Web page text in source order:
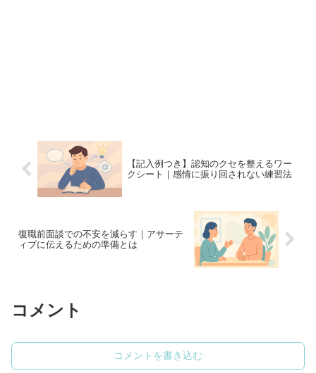
【記入例つき】認知のクセを整えるワー
クシート｜感情に振り回されない練習法
復職前面談での不安を減らす｜アサーテ
ィブに伝えるための準備とは
コメント
コメントを書き込む